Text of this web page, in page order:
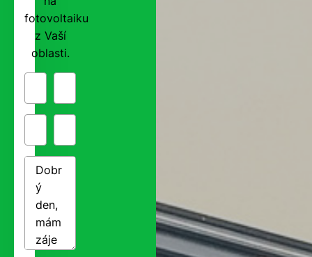
fotovoltaiku
z Vaší
oblasti.